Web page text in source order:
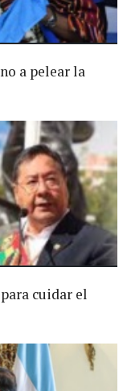
a pelear la
cuidar el